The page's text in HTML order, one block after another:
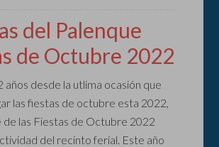
del Palenque
de Octubre 2022
años desde la utlima ocasión que
las fiestas de octubre esta 2022,
de las Fiestas de Octubre 2022
del recinto ferial. Este año